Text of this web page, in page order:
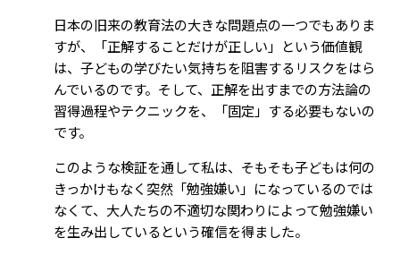
日本の旧来の教育法の大きな問題点の一つでもありま
すが、「正解することだけが正しい」という価値観
は、子どもの学びたい気持ちを阻害するリスクをはら
んでいるのです。そして、正解を出すまでの方法論の
習得過程やテクニックを、「固定」する必要もないの
です。
このような検証を通して私は、そもそも子どもは何の
きっかけもなく突然「勉強嫌い」になっているのでは
なくて、大人たちの不適切な関わりによって勉強嫌い
を生み出しているという確信を得ました。